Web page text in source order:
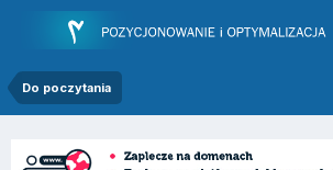
Do poczytania